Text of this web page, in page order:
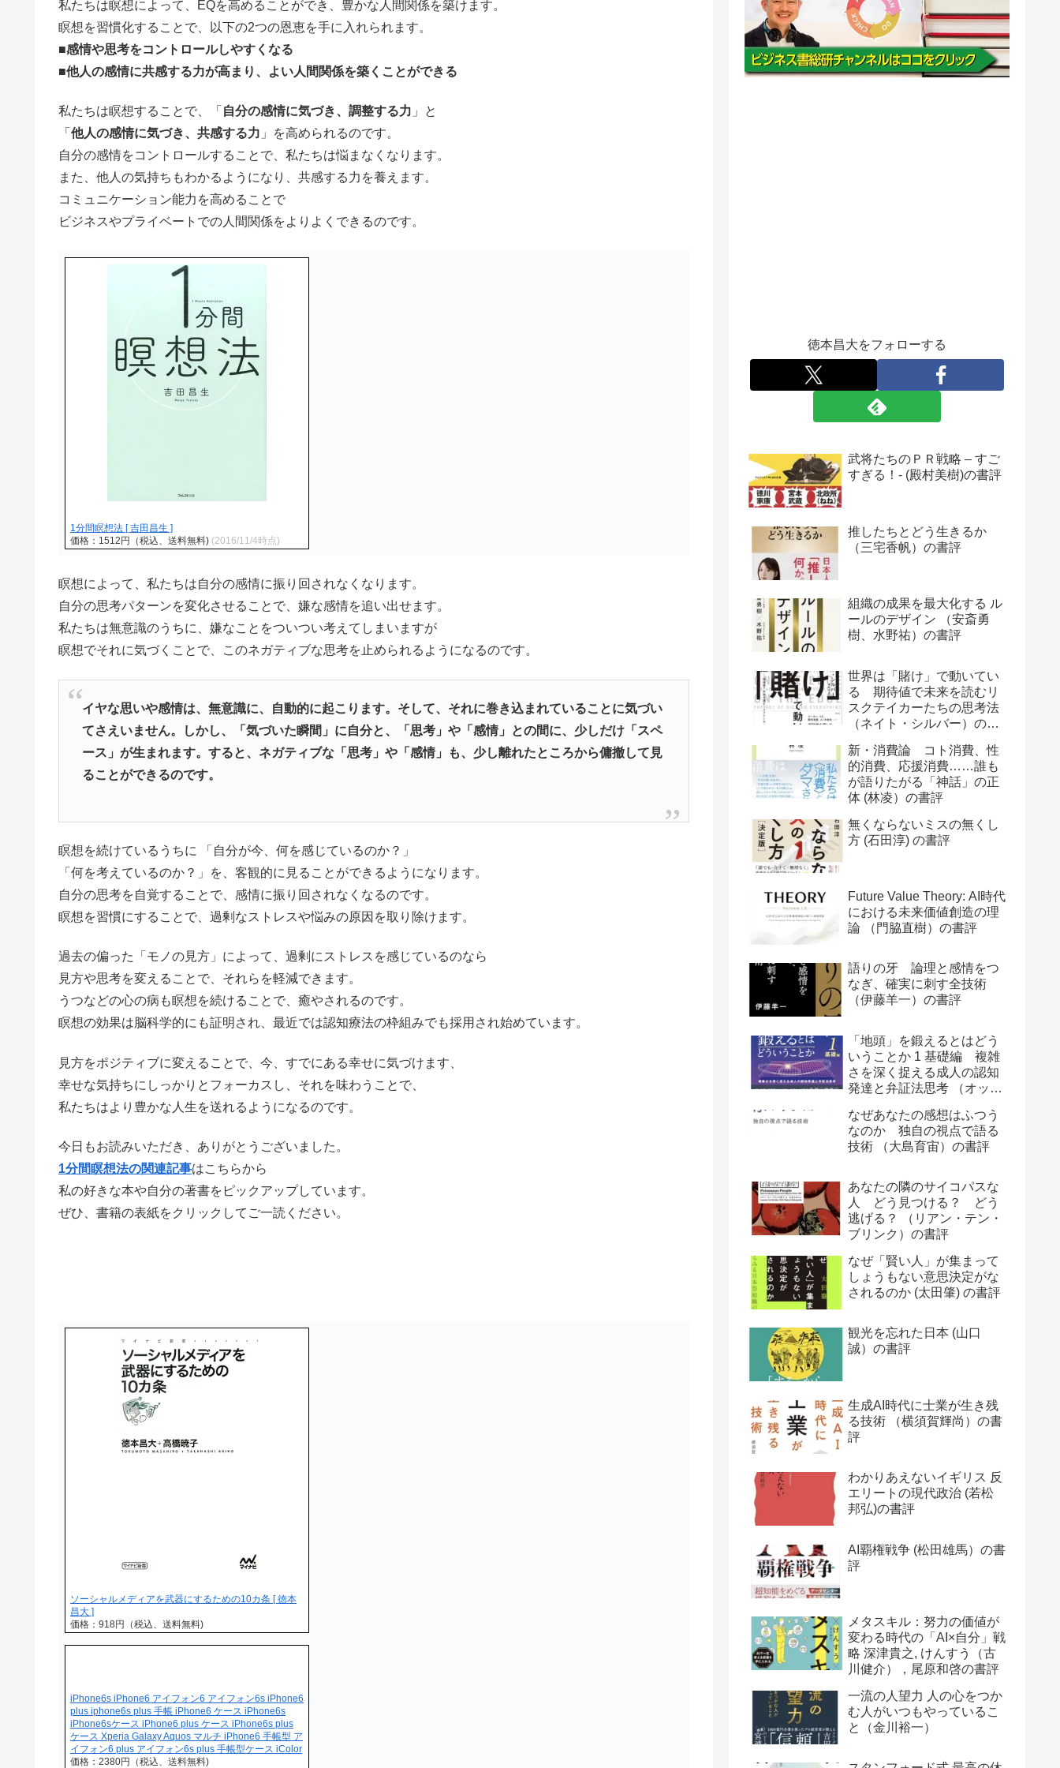
私たちは瞑想によって、EQを高めることができ、豊かな人間関係を築けます。
瞑想を習慣化することで、以下の2つの恩恵を手に入れられます。
■感情や思考をコントロールしやすくなる
■他人の感情に共感する力が高まり、よい人間関係を築くことができる
私たちは瞑想することで、「 自分の感情に気づき、調整する力 」と
「 他人の感情に気づき、共感する力 」を高められるのです。
自分の感情をコントロールすることで、私たちは悩まなくなります。
また、他人の気持ちもわかるようになり、共感する力を養えます。
コミュニケーション能力を高めることで
ビジネスやプライベートでの人間関係をよりよくできるのです。
1分間瞑想法 [ 吉田昌生 ]
価格：1512円（税込、送料無料) (2016/11/4時点)
瞑想によって、私たちは自分の感情に振り回されなくなります。
自分の思考パターンを変化させることで、嫌な感情を追い出せます。
私たちは無意識のうちに、嫌なことをついつい考えてしまいますが
瞑想でそれに気づくことで、このネガティブな思考を止められるようになるのです。
イヤな思いや感情は、無意識に、自動的に起こります。そして、それに巻き込まれていることに気づい
てさえいません。しかし、「気づいた瞬間」に自分と、「思考」や「感情」との間に、少しだけ「スペ
ース」が生まれます。すると、ネガティブな「思考」や「感情」も、少し離れたところから傭撤して見
ることができるのです。
瞑想を続けているうちに 「自分が今、何を感じているのか？」
「何を考えているのか？」を、客観的に見ることができるようになります。
自分の思考を自覚することで、感情に振り回されなくなるのです。
瞑想を習慣にすることで、過剰なストレスや悩みの原因を取り除けます。
過去の偏った「モノの見方」によって、過剰にストレスを感じているのなら
見方や思考を変えることで、それらを軽減できます。
うつなどの心の病も瞑想を続けることで、癒やされるのです。
瞑想の効果は脳科学的にも証明され、最近では認知療法の枠組みでも採用され始めています。
見方をポジティブに変えることで、今、すでにある幸せに気づけます、
幸せな気持ちにしっかりとフォーカスし、それを味わうことで、
私たちはより豊かな人生を送れるようになるのです。
今日もお読みいただき、ありがとうございました。
1分間瞑想法の関連記事はこちらから
私の好きな本や自分の著書をピックアップしています。
ぜひ、書籍の表紙をクリックしてご一読ください。
ソーシャルメディアを武器にするための10カ条 [ 徳本
昌大 ]
価格：918円（税込、送料無料)
iPhone6s iPhone6 アイフォン6 アイフォン6s iPhone6
plus iphone6s plus 手帳 iPhone6 ケース iPhone6s
iPhone6sケース iPhone6 plus ケース iPhone6s plus
ケース Xperia Galaxy Aquos マルチ iPhone6 手帳型 ア
イフォン6 plus アイフォン6s plus 手帳型ケース iColor
価格：2380円（税込、送料無料)
徳本昌大をフォローする
武将たちのＰＲ戦略 – すご
すぎる！- (殿村美樹)の書評
推したちとどう生きるか
（三宅香帆）の書評
組織の成果を最大化する ル
ールのデザイン （安斎勇
樹、水野祐）の書評
世界は「賭け」で動いてい
る 期待値で未来を読むリ
スクテイカーたちの思考法
（ネイト・シルバー）の書
新・消費論 コト消費、性
的消費、応援消費……誰も
が語りたがる「神話」の正
体 (林凌）の書評
無くならないミスの無くし
方 (石田淳) の書評
Future Value Theory: AI時代
における未来価値創造の理
論 （門脇直樹）の書評
語りの牙 論理と感情をつ
なぎ、確実に刺す全技術
（伊藤羊一）の書評
「地頭」を鍛えるとはどう
いうことか 1 基礎編 複雑
さを深く捉える成人の認知
発達と弁証法思考 （オット
なぜあなたの感想はふつう
なのか 独自の視点で語る
技術 （大島育宙）の書評
あなたの隣のサイコパスな
人 どう見つける？ どう
逃げる？ （リアン・テン・
ブリンク）の書評
なぜ「賢い人」が集まって
しょうもない意思決定がな
されるのか (太田肇) の書評
観光を忘れた日本 (山口
誠）の書評
生成AI時代に士業が生き残
る技術 （横須賀輝尚）の書
評
わかりあえないイギリス 反
エリートの現代政治 (若松
邦弘)の書評
AI覇権戦争 (松田雄馬）の書
評
メタスキル：努力の価値が
変わる時代の「AI×自分」戦
略 深津貴之, けんすう（古
川健介），尾原和啓の書評
一流の人望力 人の心をつか
む人がいつもやっているこ
と（金川裕一）